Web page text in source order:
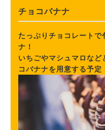
チョコバナナ
たっぷりチョコレート
ナ！
いちごやマシュマロなど
コバナナを用意する予定